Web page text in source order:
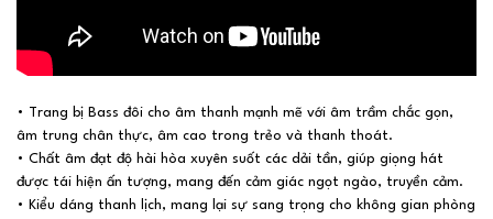
• Trang bị Bass đôi cho âm thanh mạnh mẽ với âm trầm chắc gọn,
âm trung chân thực, âm cao trong trẻo và thanh thoát.
• Chất âm đạt độ hài hòa xuyên suốt các dải tần, giúp giọng hát
được tái hiện ấn tượng, mang đến cảm giác ngọt ngào, truyền cảm.
• Kiểu dáng thanh lịch, mang lại sự sang trọng cho không gian phòng